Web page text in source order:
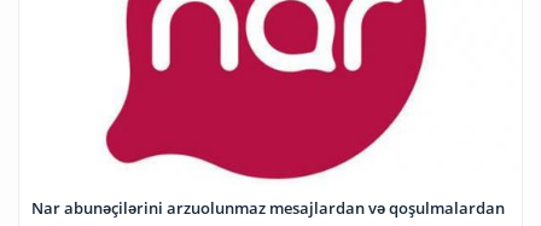
Nar abunəçilərini arzuolunmaz mesajlardan və qoşulmalardan